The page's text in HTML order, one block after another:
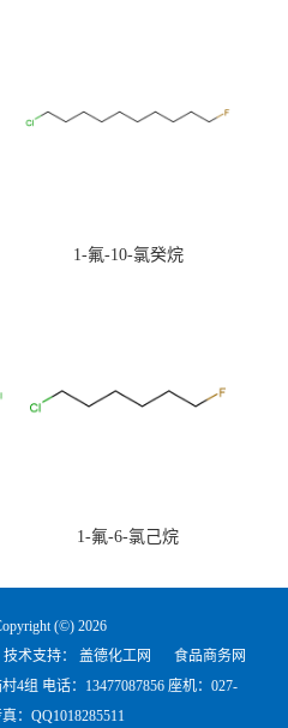
1-氟-10-氯癸烷
1-氟-6-氯己烷
(©) 2026
技术支持： 盖德化工网
食品商务网
4组 电话： 13477087856 座机：027-
：QQ1018285511